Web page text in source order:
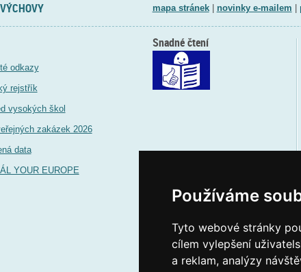
Používáme
Tyto webové stránky
cílem vylepšení
a reklam, analýzy
mapa stránek| novinky e-mailem
odkazy
rejstřík
vysokých škol
zakázek 2026
data
YOUR EUROPE
Snadné čtení